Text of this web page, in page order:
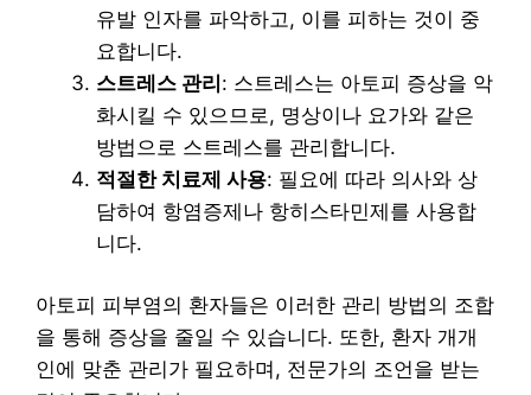
유발 인자를 파악하고, 이를 피하는 것이 중
요합니다.
스트레스 관리: 스트레스는 아토피 증상을 악
화시킬 수 있으므로, 명상이나 요가와 같은
방법으로 스트레스를 관리합니다.
적절한 치료제 사용: 필요에 따라 의사와 상
담하여 항염증제나 항히스타민제를 사용합
니다.
아토피 피부염의 환자들은 이러한 관리 방법의 조합
을 통해 증상을 줄일 수 있습니다. 또한, 환자 개개
인에 맞춘 관리가 필요하며, 전문가의 조언을 받는